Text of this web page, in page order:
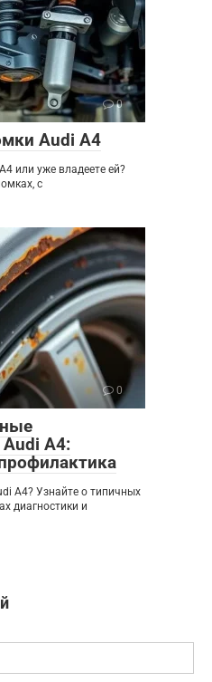
0
Audi A4
или уже владеете ей?
с
0
A4:
A4? Узнайте о типичных
диагностики и